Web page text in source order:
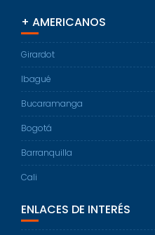
+ AMERICANOS
Girardot
Ibagué
Bucaramanga
Bogotá
Barranquilla
Cali
ENLACES DE INTERÉS